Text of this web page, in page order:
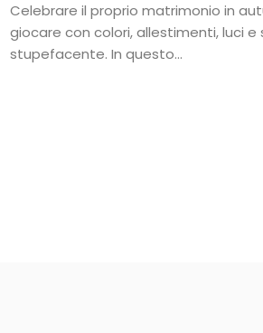
Celebrare il proprio matrimonio in
giocare con colori, allestimenti, luci e
stupefacente. In questo...